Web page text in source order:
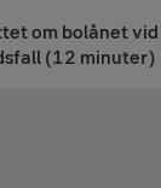
om bolånet vid
(12 minuter)